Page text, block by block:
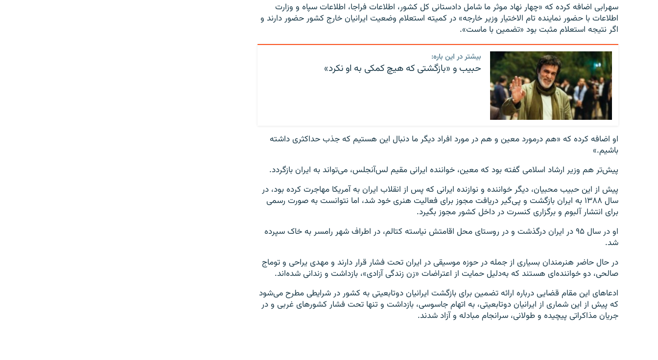
سهرابی اضافه کرده که «چهار نهاد موثر ما شامل دادستانی کل کشور، اطلاعات فراجا، اطلاعات سپاه و وزارت
اطلاعات با حضور نماینده تام الاختیار وزیر خارجه» در کمیته استعلام وضعیت ایرانیان خارج کشور حضور دارند و
اگر نتیجه استعلام مثبت بود «تضمین با ماست».
بیشتر در این باره:
حبیب و «بازگشتی که هیچ کمکی به او نکرد»
او اضافه کرده که «هم درمورد معین و هم در مورد افراد دیگر ما دنبال این هستیم که جذب حداکثری داشته
باشیم.»
پیش‌تر هم وزیر ارشاد اسلامی گفته بود که معین، خواننده ایرانی مقیم لس‌آنجلس، می‌تواند به ایران بازگردد.
پیش از این حبیب محبیان، دیگر خواننده و نوازنده ایرانی که پس از انقلاب ایران به آمریکا مهاجرت کرده بود، در
سال ۱۳۸۸ به ایران بازگشت و پی‌گیر دریافت مجوز برای فعالیت‌ هنری خود شد، اما نتوانست به صورت رسمی
برای انتشار آلبوم و برگزاری کنسرت در داخل کشور مجوز بگیرد.
او در سال ۹۵ در ایران درگذشت و در روستای محل اقامتش نیاسته کتالم، در اطراف شهر رامسر به خاک سپرده
شد.
در حال حاضر هنرمندان بسیاری از جمله در حوزه موسیقی در ایران تحت فشار قرار دارند و مهدی یراحی و توماج
صالحی، دو خواننده‌ای هستند که به‌دلیل حمایت از اعتراضات «زن زندگی آزادی»، بازداشت و زندانی شده‌اند.
ادعاهای این مقام قضایی درباره ارائه تضمین برای بازگشت ایرانیان دوتابعیتی به کشور در شرایطی مطرح می‌شود
که پیش از این شماری از ایرانیان دوتابعیتی، به اتهام جاسوسی، بازداشت و تنها تحت فشار کشورهای غربی و در
جریان مذاکراتی پیچیده و طولانی، سرانجام مبادله و آزاد شدند.